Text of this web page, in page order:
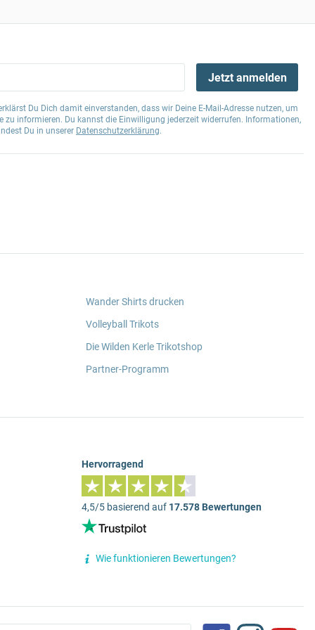
Jetzt anmelden
Du Dich damit einverstanden, dass wir Deine E-Mail-Adresse nutzen, um
zu informieren. Du kannst die Einwilligung jederzeit widerrufen. Informationen,
Du in unserer Datenschutzerklärung.
Wander Shirts drucken
Volleyball Trikots
Die Wilden Kerle Trikotshop
Partner-Programm
Hervorragend
4,5/5 basierend auf 17.578 Bewertungen
Wie funktionieren Bewertungen?